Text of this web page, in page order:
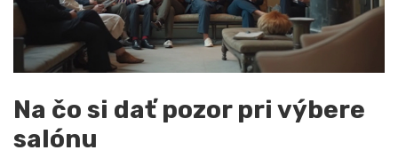
Na čo si dať pozor pri výbere
salónu